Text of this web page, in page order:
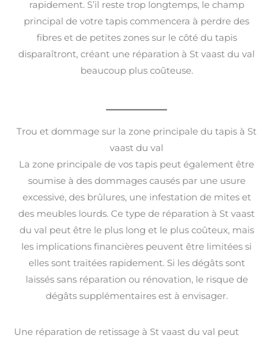
rapidement. S’il reste trop longtemps, le champ
principal de votre tapis commencera à perdre des
fibres et de petites zones sur le côté du tapis
disparaîtront, créant une réparation à St vaast du val
beaucoup plus coûteuse.
Trou et dommage sur la zone principale du tapis à St
vaast du val
La zone principale de vos tapis peut également être
soumise à des dommages causés par une usure
excessive, des brûlures, une infestation de mites et
des meubles lourds. Ce type de réparation à St vaast
du val peut être le plus long et le plus coûteux, mais
les implications financières peuvent être limitées si
elles sont traitées rapidement. Si les dégâts sont
laissés sans réparation ou rénovation, le risque de
dégâts supplémentaires est à envisager.
Une réparation de retissage à St vaast du val peut